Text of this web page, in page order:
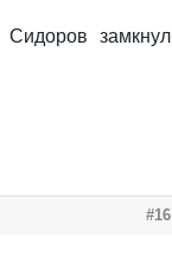
замкнул
#16